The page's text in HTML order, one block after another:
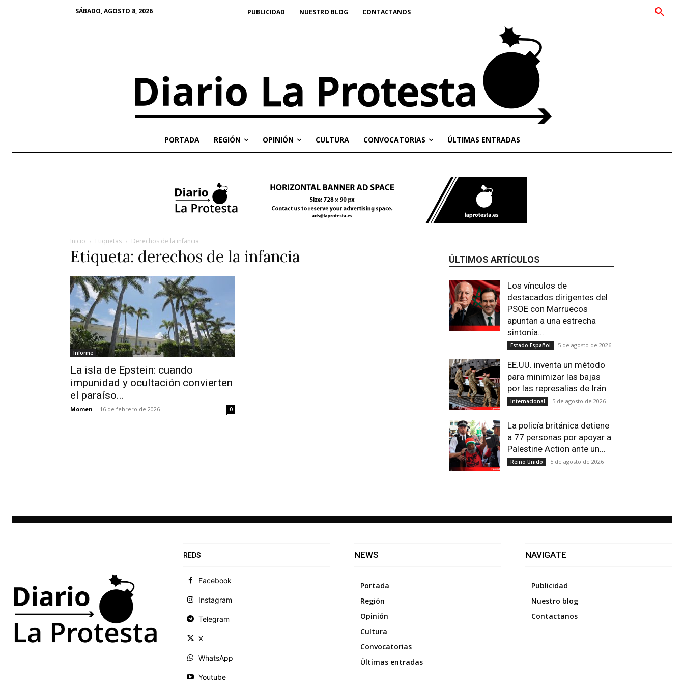
SÁBADO, AGOSTO 8, 2026 PUBLICIDAD NUESTRO BLOG CONTACTANOS
PORTADA REGIÓN OPINIÓN CULTURA CONVOCATORIAS ÚLTIMAS ENTRADAS
Inicio Etiquetas Derechos de la infancia
Etiqueta: derechos de la infancia
Informe
La isla de Epstein: cuando
impunidad y ocultación convierten
el paraíso...
Momen - 16 de febrero de 2026 0
ÚLTIMOS ARTÍCULOS
Los vínculos de
destacados dirigentes del
PSOE con Marruecos
apuntan a una estrecha
sintonía...
Estado Español 5 de agosto de 2026
EE.UU. inventa un método
para minimizar las bajas
por las represalias de Irán
Internacional 5 de agosto de 2026
La policía británica detiene
a 77 personas por apoyar a
Palestine Action ante un...
Reino Unido 5 de agosto de 2026
REDS
Facebook
Instagram
Telegram
X
WhatsApp
Youtube
NEWS
Portada
Región
Opinión
Cultura
Convocatorias
Últimas entradas
NAVIGATE
Publicidad
Nuestro blog
Contactanos